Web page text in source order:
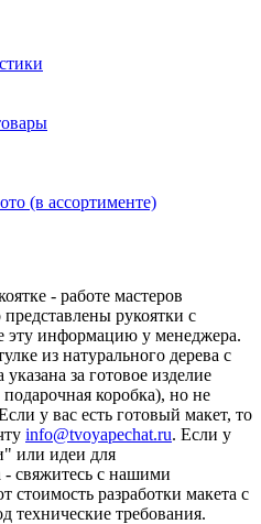
- работе мастеров
рукоятки с
эту информацию у менеджера.
из натурального дерева с
за готовое изделие
коробка), но не
у вас есть готовый макет, то
info@tvoyapechat.ru. Если у
или идеи для
- свяжитесь с нашими
разработки макета с
технические требования.